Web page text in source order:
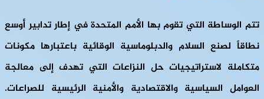
تتم الوساطة التي تقوم بها الأمم المتحدة في إطار تدابير أوسع
نطاقاً لصنع السلام والدبلوماسية الوقائية باعتبارها مكونات
متكاملة لاستراتيجيات حل النزاعات التي تهدف إلى معالجة
العوامل السياسية والاقتصادية والأمنية الرئيسية للصراعات.